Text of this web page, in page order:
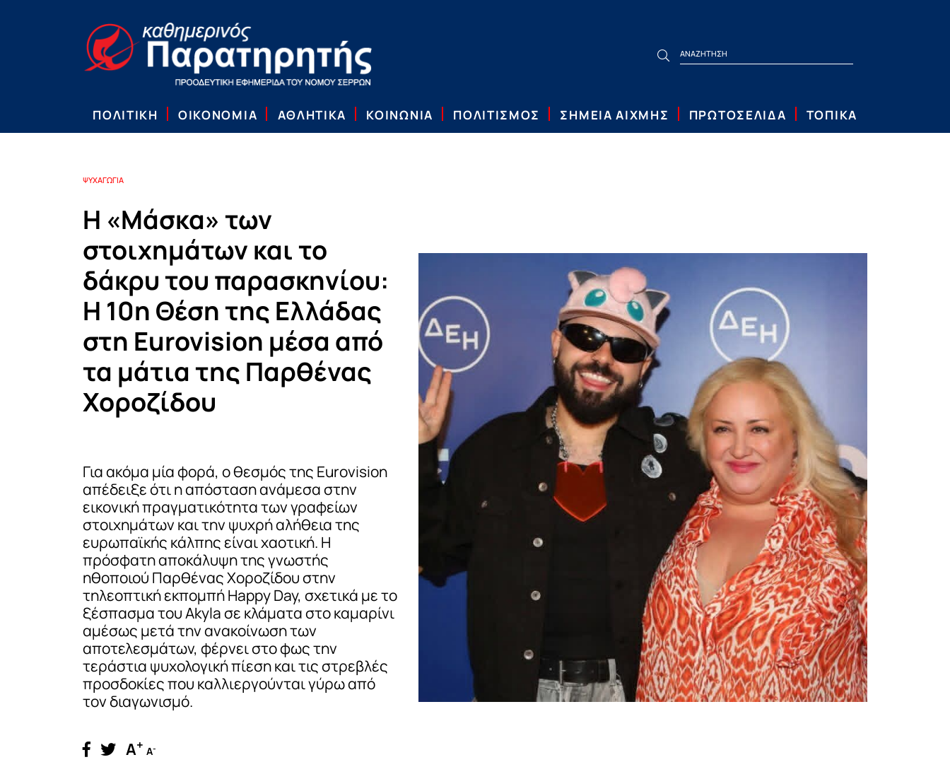
ΠΟΛΙΤΙΚΗ ΟΙΚΟΝΟΜΙΑ ΑΘΛΗΤΙΚΑ ΚΟΙΝΩΝΙΑ ΠΟΛΙΤΙΣΜΟΣ ΣΗΜΕΙΑ ΑΙΧΜΗΣ ΠΡΩΤΟΣΕΛΙΔΑ ΤΟΠΙΚΑ
ΨΥΧΑΓΩΓΙΑ
Η «Μάσκα» των
στοιχημάτων και το
δάκρυ του παρασκηνίου:
Η 10η Θέση της Ελλάδας
στη Eurovision μέσα από
τα μάτια της Παρθένας
Χοροζίδου
Για ακόμα μία φορά, ο θεσμός της Eurovision
απέδειξε ότι η απόσταση ανάμεσα στην
εικονική πραγματικότητα των γραφείων
στοιχημάτων και την ψυχρή αλήθεια της
ευρωπαϊκής κάλπης είναι χαοτική. Η
πρόσφατη αποκάλυψη της γνωστής
ηθοποιού Παρθένας Χοροζίδου στην
τηλεοπτική εκπομπή Happy Day, σχετικά με το
ξέσπασμα του Akyla σε κλάματα στο καμαρίνι
αμέσως μετά την ανακοίνωση των
αποτελεσμάτων, φέρνει στο φως την
τεράστια ψυχολογική πίεση και τις στρεβλές
προσδοκίες που καλλιεργούνται γύρω από
τον διαγωνισμό.
A+ A-